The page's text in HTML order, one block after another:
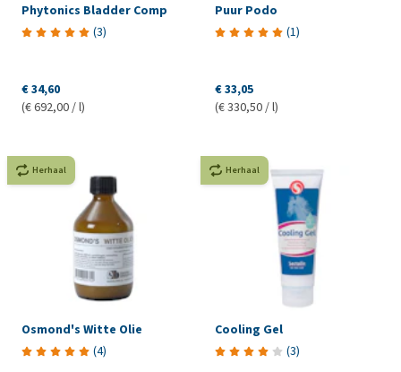
Phytonics Bladder Comp
(3)
€ 34,60
(€ 692,00 / l)
Puur Podo
(1)
€ 33,05
(€ 330,50 / l)
Herhaal
Osmond's Witte Olie
(4)
Herhaal
Cooling Gel
(3)